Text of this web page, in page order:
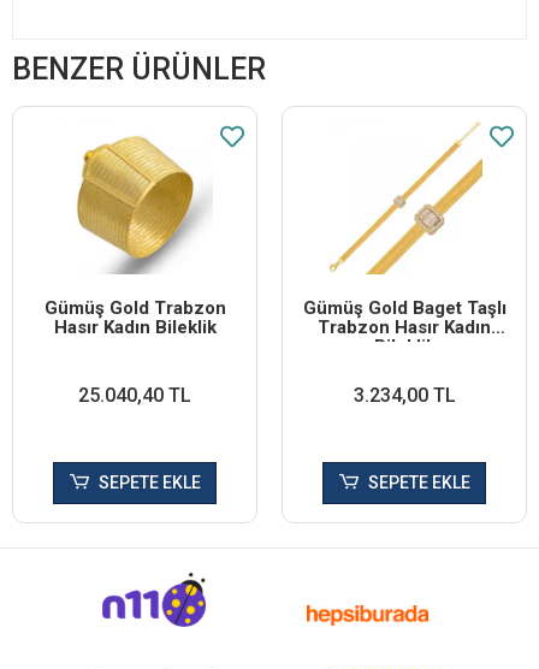
BENZER ÜRÜNLER
Gümüş Gold Trabzon
Hasır Kadın Bileklik
25.040,40 TL
SEPETE EKLE
Gümüş Gold Baget Taşlı
Trabzon Hasır Kadın
Bileklik
3.234,00 TL
SEPETE EKLE